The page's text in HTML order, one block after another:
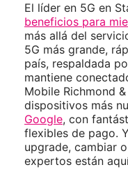
El líder en 5G en
beneficios para
más allá del
5G más grande,
país, respaldada
mantiene
Mobile Richmond
dispositivos más
Google, con
flexibles de pago.
upgrade, cambiar
expertos están